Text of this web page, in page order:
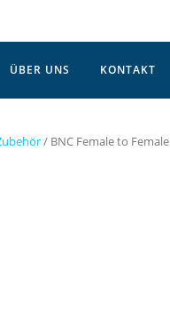
ÜBER UNS KONTAKT
/ BNC Female to Female